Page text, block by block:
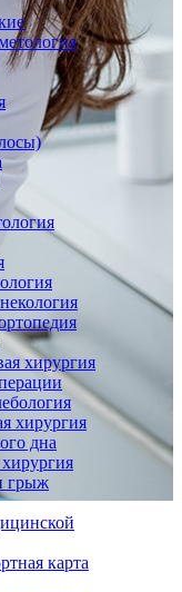
хирургия
хирургия
дна
грыж
карта